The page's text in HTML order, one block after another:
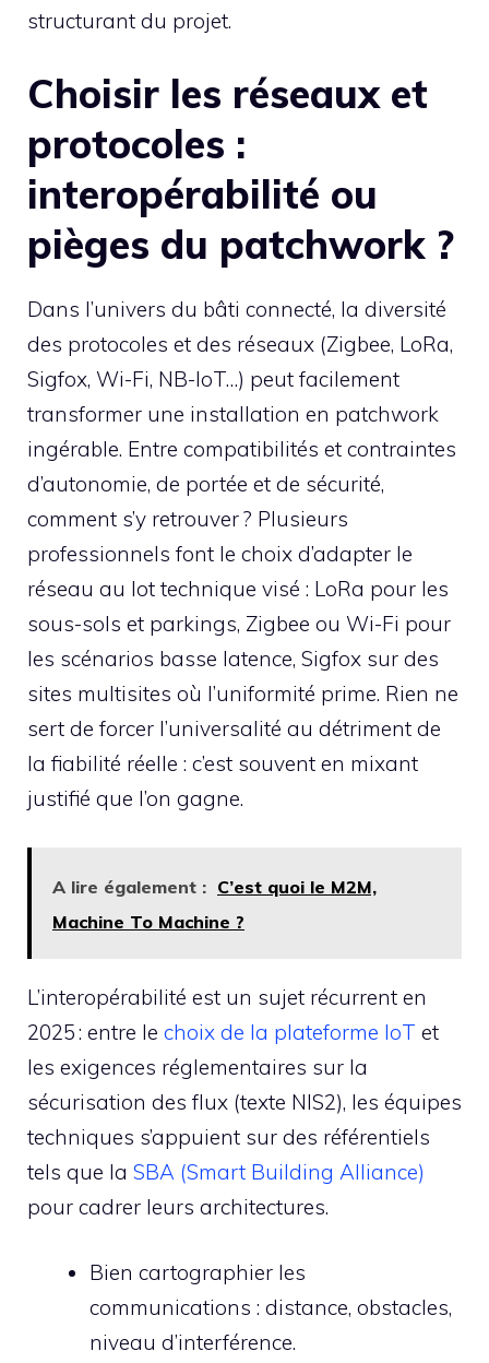
structurant du projet.
Choisir les réseaux et
protocoles :
interopérabilité ou
pièges du patchwork ?
Dans l’univers du bâti connecté, la diversité
des protocoles et des réseaux (Zigbee, LoRa,
Sigfox, Wi-Fi, NB-IoT…) peut facilement
transformer une installation en patchwork
ingérable. Entre compatibilités et contraintes
d’autonomie, de portée et de sécurité,
comment s’y retrouver ? Plusieurs
professionnels font le choix d’adapter le
réseau au lot technique visé : LoRa pour les
sous-sols et parkings, Zigbee ou Wi-Fi pour
les scénarios basse latence, Sigfox sur des
sites multisites où l’uniformité prime. Rien ne
sert de forcer l’universalité au détriment de
la fiabilité réelle : c’est souvent en mixant
justifié que l’on gagne.
A lire également : C’est quoi le M2M,
Machine To Machine ?
L’interopérabilité est un sujet récurrent en
2025 : entre le choix de la plateforme IoT et
les exigences réglementaires sur la
sécurisation des flux (texte NIS2), les équipes
techniques s’appuient sur des référentiels
tels que la SBA (Smart Building Alliance)
pour cadrer leurs architectures.
Bien cartographier les
communications : distance, obstacles,
niveau d’interférence.